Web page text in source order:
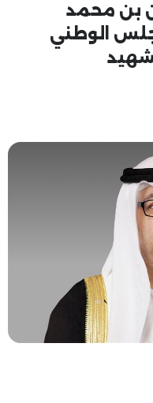
بن محمد
الوطني